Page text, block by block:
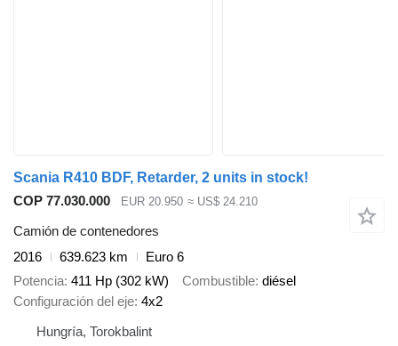
Scania R410 BDF, Retarder, 2 units in stock!
COP 77.030.000
EUR 20.950 ≈ US$ 24.210
Camión de contenedores
2016
639.623 km
Euro 6
Potencia 411 Hp (302 kW) Combustible diésel
Configuración del eje 4x2
Hungría, Torokbalint